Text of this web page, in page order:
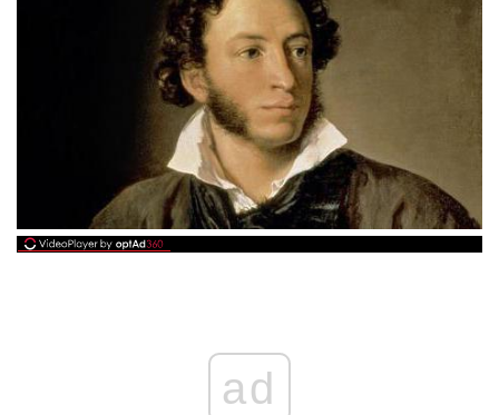
ad